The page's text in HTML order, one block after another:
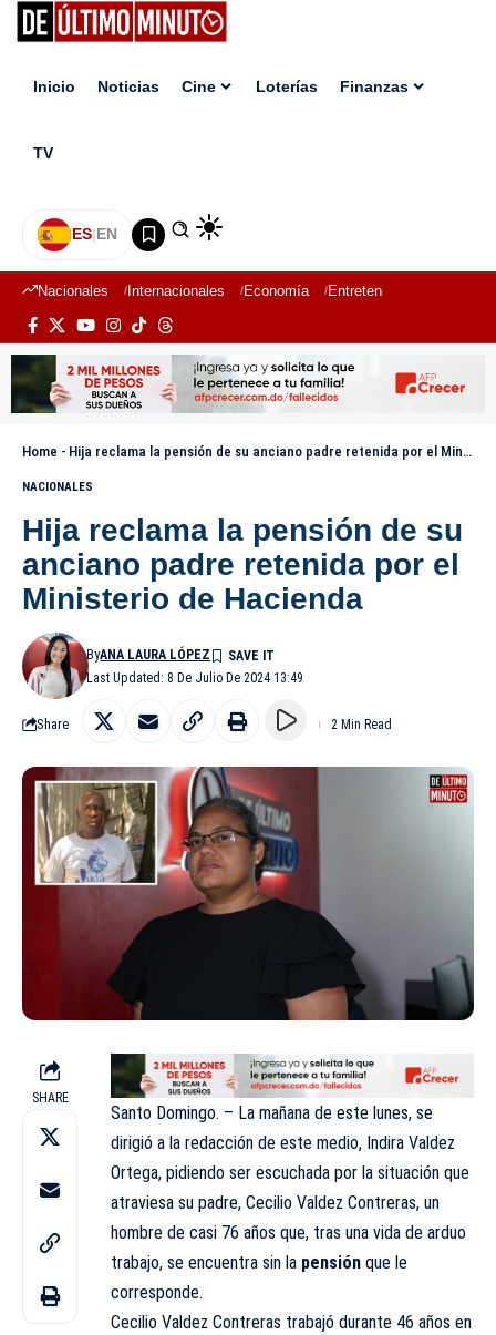
Inicio Noticias Cine Loterías Finanzas
TV
ES|EN
Nacionales Internacionales Economía Entretenimiento
Home - Hija reclama la pensión de su anciano padre retenida por el Ministerio de Hacienda
NACIONALES
Hija reclama la pensión de su
anciano padre retenida por el
Ministerio de Hacienda
Last Updated: 8 De Julio De 2024 13:49
ByANA LAURA LÓPEZ
Share 2 Min Read
SHARE
Santo Domingo. – La mañana de este lunes, se
dirigió a la redacción de este medio, Indira Valdez
Ortega, pidiendo ser escuchada por la situación que
atraviesa su padre, Cecilio Valdez Contreras, un
hombre de casi 76 años que, tras una vida de arduo
trabajo, se encuentra sin la pensión que le
corresponde.
Cecilio Valdez Contreras trabajó durante 46 años en